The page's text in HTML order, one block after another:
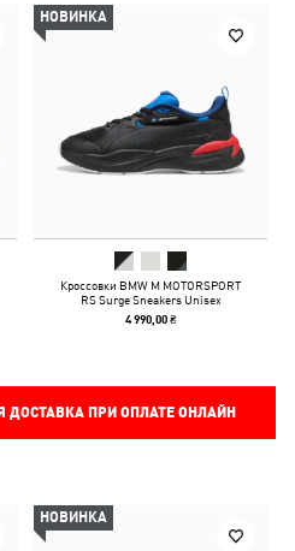
НОВИНКА
Кроссовки BMW M MOTORSPORT
RS Surge Sneakers Unisex
4 990,00 ₴
ДОСТАВКА ПРИ ОПЛАТЕ ОНЛАЙН
НОВИНКА